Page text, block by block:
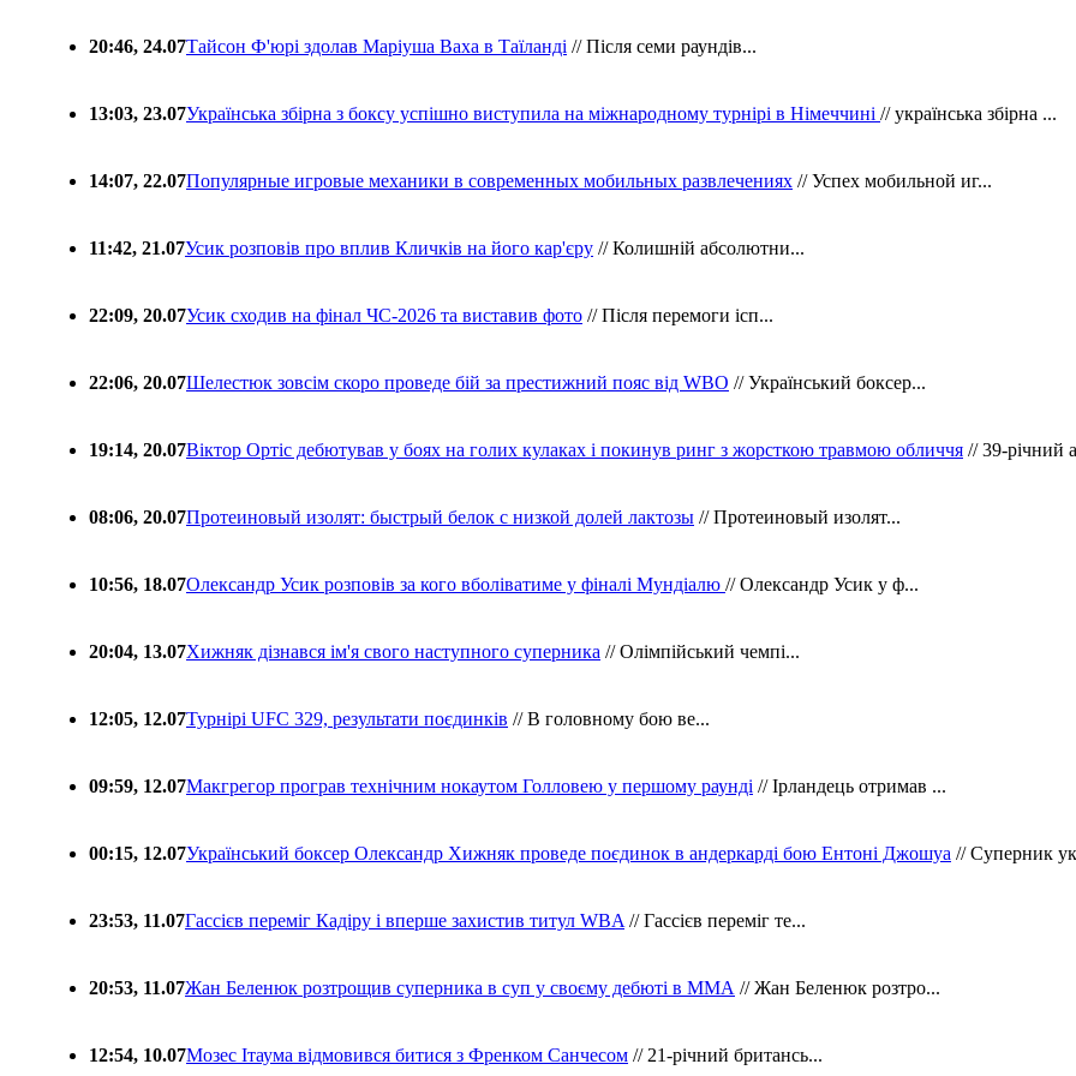
20:46, 24.07Тайсон Ф'юрі здолав Маріуша Ваха в Таїланді // Після семи раундів...
13:03, 23.07Українська збірна з боксу успішно виступила на міжнародному турнірі в Німеччині // українська збірна ...
14:07, 22.07Популярные игровые механики в современных мобильных развлечениях // Успех мобильной иг...
11:42, 21.07Усик розповів про вплив Кличків на його кар'єру // Колишній абсолютни...
22:09, 20.07Усик сходив на фінал ЧС-2026 та виставив фото // Після перемоги ісп...
22:06, 20.07Шелестюк зовсім скоро проведе бій за престижний пояс від WBO // Український боксер...
19:14, 20.07Віктор Ортіс дебютував у боях на голих кулаках і покинув ринг з жорсткою травмою обличчя // 39-річний
08:06, 20.07Протеиновый изолят: быстрый белок с низкой долей лактозы // Протеиновый изолят...
10:56, 18.07Олександр Усик розповів за кого вболіватиме у фіналі Мундіалю // Олександр Усик у ф...
20:04, 13.07Хижняк дізнався ім'я свого наступного суперника // Олімпійський чемпі...
12:05, 12.07Турнірі UFC 329, результати поєдинків // В головному бою ве...
09:59, 12.07Макгрегор програв технічним нокаутом Голловею у першому раунді // Ірландець отримав ...
00:15, 12.07Український боксер Олександр Хижняк проведе поєдинок в андеркарді бою Ентоні Джошуа // Суперник
23:53, 11.07Гассієв переміг Кадіру і вперше захистив титул WBA // Гассієв переміг те...
20:53, 11.07Жан Беленюк розтрощив суперника в суп у своєму дебюті в ММА // Жан Беленюк розтро...
12:54, 10.07Мозес Ітаума відмовився битися з Френком Санчесом // 21-річний британсь...